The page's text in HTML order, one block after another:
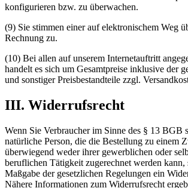
konfigurieren bzw. zu überwachen.
(9) Sie stimmen einer auf elektronischem Weg
Rechnung zu.
(10) Bei allen auf unserem Internetauftritt
handelt es sich um Gesamtpreise inklusive der
und sonstiger Preisbestandteile zzgl.
III. Widerrufsrecht
Wenn Sie Verbraucher im Sinne des § 13 BGB
natürliche Person, die die Bestellung zu einem
überwiegend weder ihrer gewerblichen oder
beruflichen Tätigkeit zugerechnet werden kann,
Maßgabe der gesetzlichen Regelungen ein
Nähere Informationen zum Widerrufsrecht